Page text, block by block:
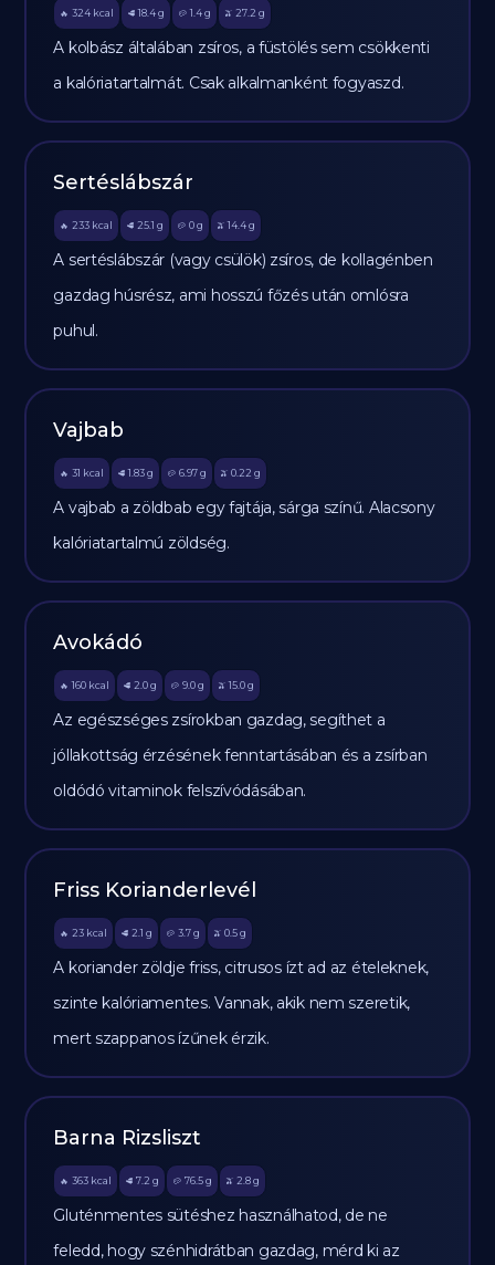
🔥 324 kcal 🥩 18.4 g 🥔 1.4g 🫒 27.2 g
A kolbász általában zsíros, a füstölés sem csökkenti
a kalóriatartalmát. Csak alkalmanként fogyaszd.
Sertéslábszár
🔥 233 kcal 🥩 25.1 g 🥔 0g 🫒 14.4 g
A sertéslábszár (vagy csülök) zsíros, de kollagénben
gazdag húsrész, ami hosszú főzés után omlósra
puhul.
Vajbab
🔥 31 kcal 🥩 1.83 g 🥔 6.97g 🫒 0.22 g
A vajbab a zöldbab egy fajtája, sárga színű. Alacsony
kalóriatartalmú zöldség.
Avokádó
🔥 160 kcal 🥩 2.0 g 🥔 9.0g 🫒 15.0 g
Az egészséges zsírokban gazdag, segíthet a
jóllakottság érzésének fenntartásában és a zsírban
oldódó vitaminok felszívódásában.
Friss Korianderlevél
🔥 23 kcal 🥩 2.1 g 🥔 3.7g 🫒 0.5 g
A koriander zöldje friss, citrusos ízt ad az ételeknek,
szinte kalóriamentes. Vannak, akik nem szeretik,
mert szappanos ízűnek érzik.
Barna Rizsliszt
🔥 363 kcal 🥩 7.2 g 🥔 76.5g 🫒 2.8 g
Gluténmentes sütéshez használhatod, de ne
feledd, hogy szénhidrátban gazdag, mérd ki az